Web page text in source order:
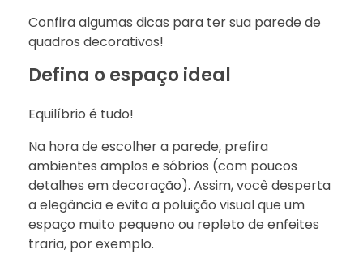
Confira algumas dicas para ter sua parede de
quadros decorativos!
Defina o espaço ideal
Equilíbrio é tudo!
Na hora de escolher a parede, prefira
ambientes amplos e sóbrios (com poucos
detalhes em decoração). Assim, você desperta
a elegância e evita a poluição visual que um
espaço muito pequeno ou repleto de enfeites
traria, por exemplo.